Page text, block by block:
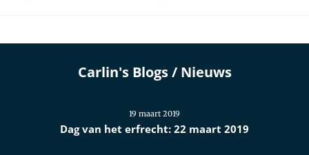
Carlin's Blogs / Nieuws
19 maart 2019
Dag van het erfrecht: 22 maart 2019